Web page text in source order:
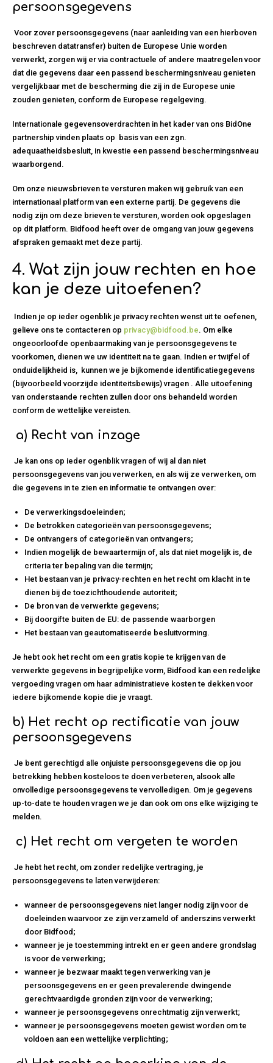
persoonsgegevens
Voor zover persoonsgegevens (naar aanleiding van een hierboven
beschreven datatransfer) buiten de Europese Unie worden
verwerkt, zorgen wij er via contractuele of andere maatregelen voor
dat die gegevens daar een passend beschermingsniveau genieten
vergelijkbaar met de bescherming die zij in de Europese unie
zouden genieten, conform de Europese regelgeving.
Internationale gegevensoverdrachten in het kader van ons BidOne
partnership vinden plaats op basis van een zgn.
adequaatheidsbesluit, in kwestie een passend beschermingsniveau
waarborgend.
Om onze nieuwsbrieven te versturen maken wij gebruik van een
internationaal platform van een externe partij. De gegevens die
nodig zijn om deze brieven te versturen, worden ook opgeslagen
op dit platform. Bidfood heeft over de omgang van jouw gegevens
afspraken gemaakt met deze partij.
4. Wat zijn jouw rechten en hoe
kan je deze uitoefenen?
Indien je op ieder ogenblik je privacy rechten wenst uit te oefenen,
gelieve ons te contacteren op privacy@bidfood.be. Om elke
ongeoorloofde openbaarmaking van je persoonsgegevens te
voorkomen, dienen we uw identiteit na te gaan. Indien er twijfel of
onduidelijkheid is, kunnen we je bijkomende identificatiegegevens
(bijvoorbeeld voorzijde identiteitsbewijs) vragen . Alle uitoefening
van onderstaande rechten zullen door ons behandeld worden
conform de wettelijke vereisten.
a) Recht van inzage
Je kan ons op ieder ogenblik vragen of wij al dan niet
persoonsgegevens van jou verwerken, en als wij ze verwerken, om
die gegevens in te zien en informatie te ontvangen over:
De verwerkingsdoeleinden;
De betrokken categorieën van persoonsgegevens;
De ontvangers of categorieën van ontvangers;
Indien mogelijk de bewaartermijn of, als dat niet mogelijk is, de
criteria ter bepaling van die termijn;
Het bestaan van je privacy-rechten en het recht om klacht in te
dienen bij de toezichthoudende autoriteit;
De bron van de verwerkte gegevens;
Bij doorgifte buiten de EU: de passende waarborgen
Het bestaan van geautomatiseerde besluitvorming.
Je hebt ook het recht om een gratis kopie te krijgen van de
verwerkte gegevens in begrijpelijke vorm, Bidfood kan een redelijke
vergoeding vragen om haar administratieve kosten te dekken voor
iedere bijkomende kopie die je vraagt.
b) Het recht op rectificatie van jouw
persoonsgegevens
Je bent gerechtigd alle onjuiste persoonsgegevens die op jou
betrekking hebben kosteloos te doen verbeteren, alsook alle
onvolledige persoonsgegevens te vervolledigen. Om je gegevens
up-to-date te houden vragen we je dan ook om ons elke wijziging te
melden.
c) Het recht om vergeten te worden
Je hebt het recht, om zonder redelijke vertraging, je
persoonsgegevens te laten verwijderen:
wanneer de persoonsgegevens niet langer nodig zijn voor de
doeleinden waarvoor ze zijn verzameld of anderszins verwerkt
door Bidfood;
wanneer je je toestemming intrekt en er geen andere grondslag
is voor de verwerking;
wanneer je bezwaar maakt tegen verwerking van je
persoonsgegevens en er geen prevalerende dwingende
gerechtvaardigde gronden zijn voor de verwerking;
wanneer je persoonsgegevens onrechtmatig zijn verwerkt;
wanneer je persoonsgegevens moeten gewist worden om te
voldoen aan een wettelijke verplichting;